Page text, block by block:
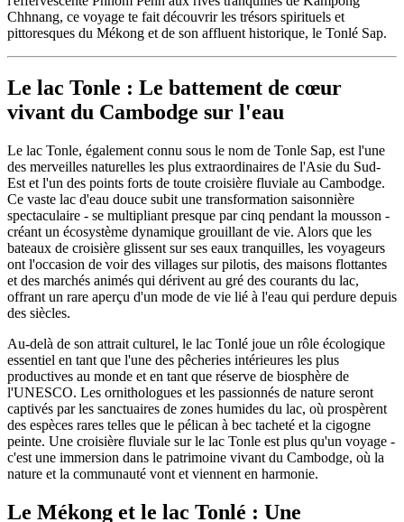
Chhnang, ce voyage te fait découvrir les trésors spirituels et
pittoresques du Mékong et de son affluent historique, le Tonlé Sap.
Le lac Tonle : Le battement de cœur
vivant du Cambodge sur l'eau
Le lac Tonle, également connu sous le nom de Tonle Sap, est l'une
des merveilles naturelles les plus extraordinaires de l'Asie du Sud-
Est et l'un des points forts de toute croisière fluviale au Cambodge.
Ce vaste lac d'eau douce subit une transformation saisonnière
spectaculaire - se multipliant presque par cinq pendant la mousson -
créant un écosystème dynamique grouillant de vie. Alors que les
bateaux de croisière glissent sur ses eaux tranquilles, les voyageurs
ont l'occasion de voir des villages sur pilotis, des maisons flottantes
et des marchés animés qui dérivent au gré des courants du lac,
offrant un rare aperçu d'un mode de vie lié à l'eau qui perdure depuis
des siècles.
Au-delà de son attrait culturel, le lac Tonlé joue un rôle écologique
essentiel en tant que l'une des pêcheries intérieures les plus
productives au monde et en tant que réserve de biosphère de
l'UNESCO. Les ornithologues et les passionnés de nature seront
captivés par les sanctuaires de zones humides du lac, où prospèrent
des espèces rares telles que le pélican à bec tacheté et la cigogne
peinte. Une croisière fluviale sur le lac Tonle est plus qu'un voyage -
c'est une immersion dans le patrimoine vivant du Cambodge, où la
nature et la communauté vont et viennent en harmonie.
Le Mékong et le lac Tonlé : Une